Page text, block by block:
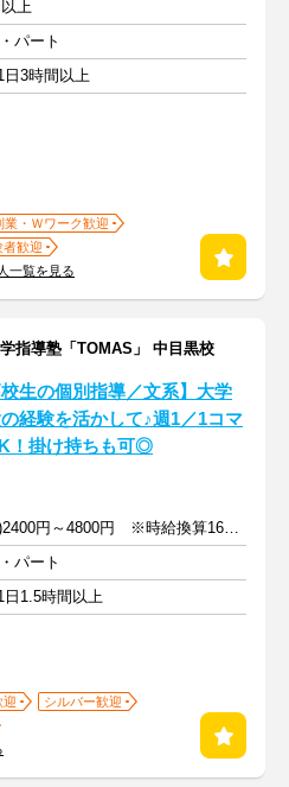
上
パート
日3時間以上
業・Ｗワーク歓迎
者歓迎
一覧を見る
指導塾「TOMAS」 中目黒校
校生の個別指導／文系】大学
経験を活かして♪週1／1コマ
！掛け持ちも可◎
1コマ(90分)2400円～4800円 ※時給換算1600円～3200円
パート
日1.5時間以上
迎
シルバー歓迎